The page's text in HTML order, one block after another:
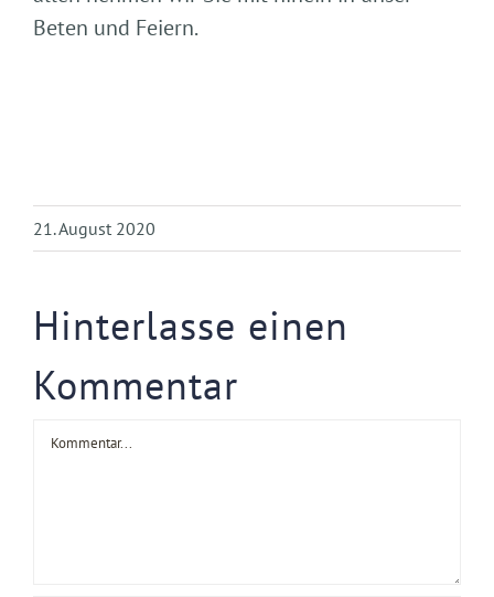
Beten und Feiern.
21. August 2020
Hinterlasse einen
Kommentar
Kommentar